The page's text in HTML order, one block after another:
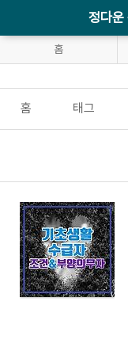
정다운
홈
홈 태그